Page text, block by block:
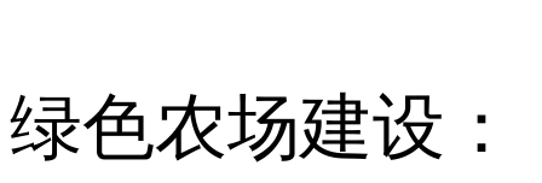
绿色农场建设：